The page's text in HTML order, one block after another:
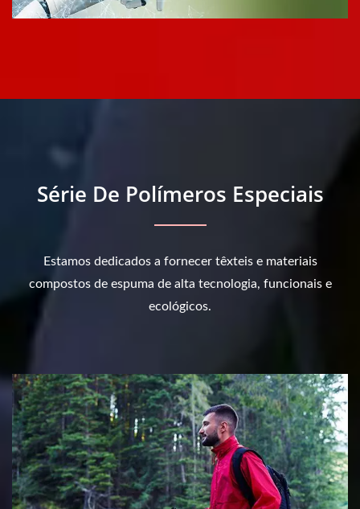
Série De Polímeros Especiais
Estamos dedicados a fornecer têxteis e materiais
compostos de espuma de alta tecnologia, funcionais e
ecológicos.